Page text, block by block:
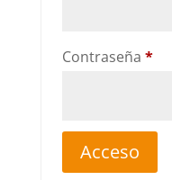
Contraseña *
Acceso